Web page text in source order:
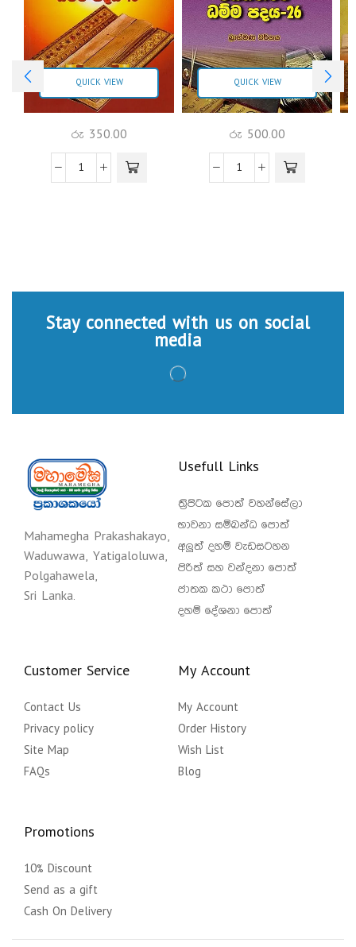
QUICK VIEW
රු 350.00
QUICK VIEW
රු 500.00
Stay connected with us on social
media
Mahamegha Prakashakayo,
Waduwawa, Yatigaloluwa,
Polgahawela,
Sri Lanka.
Usefull Links
ත්‍රිපිටක පොත් වහන්සේලා
භාවනා සම්බන්ධ පොත්
අලුත් දහම් වැඩසටහන
පිරිත් සහ වන්දනා පොත්
ජාතක කථා පොත්
දහම් දේශනා පොත්
Customer Service
Contact Us
Privacy policy
Site Map
FAQs
My Account
My Account
Order History
Wish List
Blog
Promotions
10% Discount
Send as a gift
Cash On Delivery